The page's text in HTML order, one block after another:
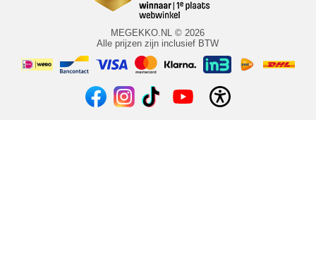
MEGEKKO.NL © 2026
Alle prijzen zijn inclusief BTW